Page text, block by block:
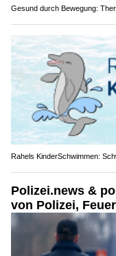
Gesund durch Bewegung:
Rahels KinderSchwimmen:
Polizei.news &
von Polizei,